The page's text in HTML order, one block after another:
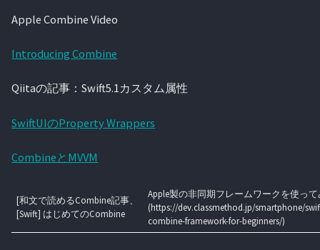
Apple Combine Video
Introducing Combine
Qiitaの記事：Swift5.1カスタム属性
SwiftUIのProperty Wrappers
CombineとMVVM
[和文で読めるCombine記事、
[Swift] はじめてのCombine
Apple製の非同期フレームワークを使っ
(https://dev.classmethod.jp/smartphone/
combine-framework-for-beginners/)